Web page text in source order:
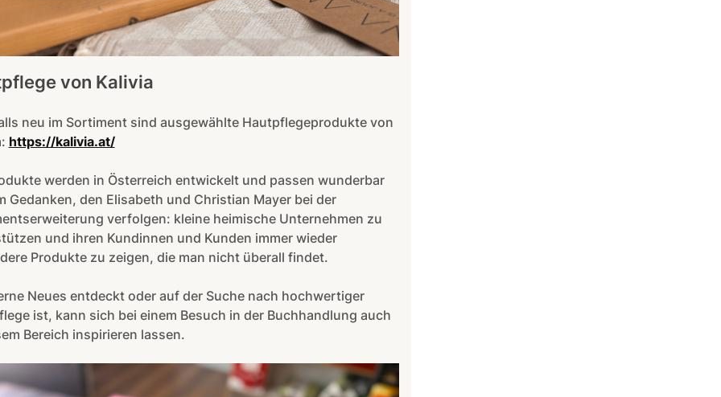
von Kalivia
neu im Sortiment sind ausgewählte Hautpflegeprodukte von
https://kalivia.at/
werden in Österreich entwickelt und passen wunderbar
Gedanken, den Elisabeth und Christian Mayer bei der
verfolgen: kleine heimische Unternehmen zu
und ihren Kundinnen und Kunden immer wieder
Produkte zu zeigen, die man nicht überall findet.
Neues entdeckt oder auf der Suche nach hochwertiger
ist, kann sich bei einem Besuch in der Buchhandlung auch
Bereich inspirieren lassen.